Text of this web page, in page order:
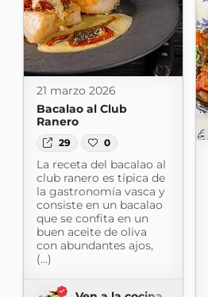
21 marzo 2026
Bacalao al Club
Ranero
29 0
La receta del bacalao al
club ranero es típica de
la gastronomía vasca y
consiste en un bacalao
que se confita en un
buen aceite de oliva
con abundantes ajos,
(...)